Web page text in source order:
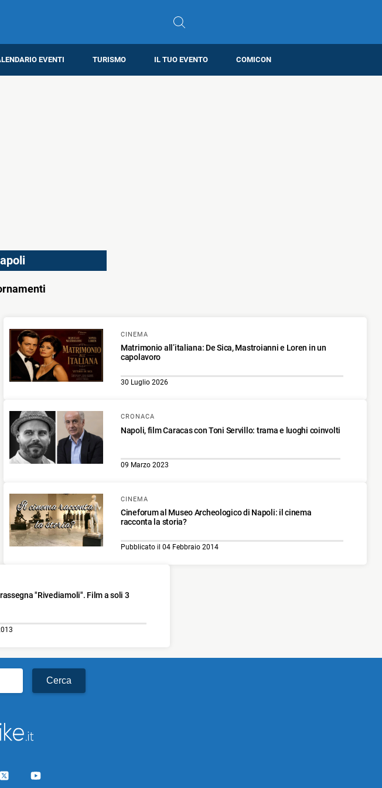
EVENTI TURISMO IL TUO EVENTO COMICON
CINEMA
Matrimonio all’italiana: De Sica, Mastroianni e Loren in un
capolavoro
30 Luglio 2026
CRONACA
Napoli, film Caracas con Toni Servillo: trama e luoghi coinvolti
09 Marzo 2023
CINEMA
Cineforum al Museo Archeologico di Napoli: il cinema
racconta la storia?
Pubblicato il 04 Febbraio 2014
"Rivediamoli". Film a soli 3